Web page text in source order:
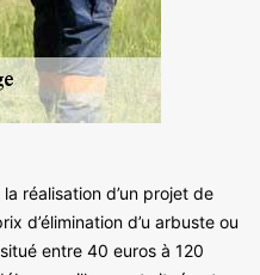
réalisation d’un projet de
d’élimination d’u arbuste ou
entre 40 euros à 120